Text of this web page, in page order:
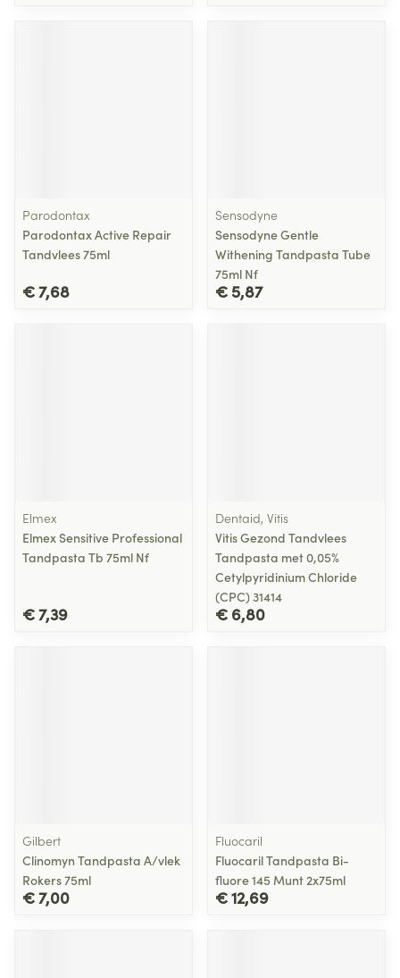
Parodontax
Parodontax Active Repair
Tandvlees 75ml
€ 7,68
Sensodyne
Sensodyne Gentle
Withening Tandpasta Tube
75ml Nf
€ 5,87
Elmex
Elmex Sensitive Professional
Tandpasta Tb 75ml Nf
€ 7,39
Dentaid, Vitis
Vitis Gezond Tandvlees
Tandpasta met 0,05%
Cetylpyridinium Chloride
(CPC) 31414
€ 6,80
Gilbert
Clinomyn Tandpasta A/vlek
Rokers 75ml
€ 7,00
Fluocaril
Fluocaril Tandpasta Bi-
fluore 145 Munt 2x75ml
€ 12,69